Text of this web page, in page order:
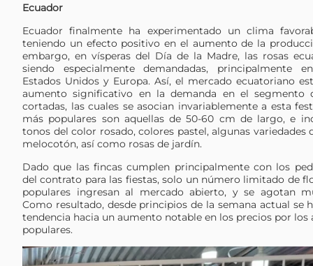
Ecuador
Ecuador finalmente ha experimentado un clima
teniendo un efecto positivo en el aumento de la
embargo, en vísperas del Día de la Madre, las rosas
siendo especialmente demandadas, principalmente
Estados Unidos y Europa. Así, el mercado ecuatoriano
aumento significativo en la demanda en el segmento
cortadas, las cuales se asocian invariablemente a esta
más populares son aquellas de 50-60 cm de largo, e
tonos del color rosado, colores pastel, algunas variedades
melocotón, así como rosas de jardín.
Dado que las fincas cumplen principalmente con los
del contrato para las fiestas, solo un número limitado de
populares ingresan al mercado abierto, y se agotan
Como resultado, desde principios de la semana actual se
tendencia hacia un aumento notable en los precios por los
populares.